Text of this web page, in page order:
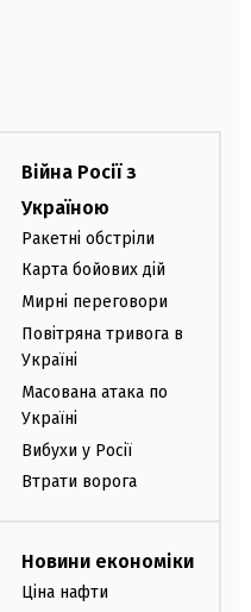
Війна Росії з
Україною
Ракетні обстріли
Карта бойових дій
Мирні переговори
Повітряна тривога в
Україні
Масована атака по
Україні
Вибухи у Росії
Втрати ворога
Новини економіки
Ціна нафти